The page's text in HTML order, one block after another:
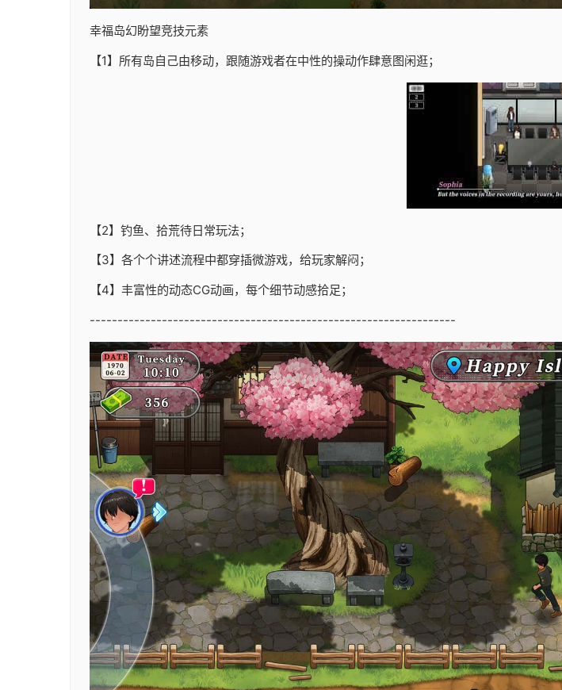
幸福岛幻盼望竞技元素
【1】所有岛自己由移动，跟随游戏者在中性的操动作肆意图闲逛；
【2】钓鱼、拾荒待日常玩法；
【3】各个个讲述流程中都穿插微游戏，给玩家解闷；
【4】丰富性的动态CG动画，每个细节动感拾足；
------------------------------------------------------------------